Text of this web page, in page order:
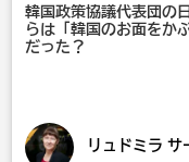
韓国政策協議代表団
らは「韓国のお面をか
だった？
リュドミラ サ